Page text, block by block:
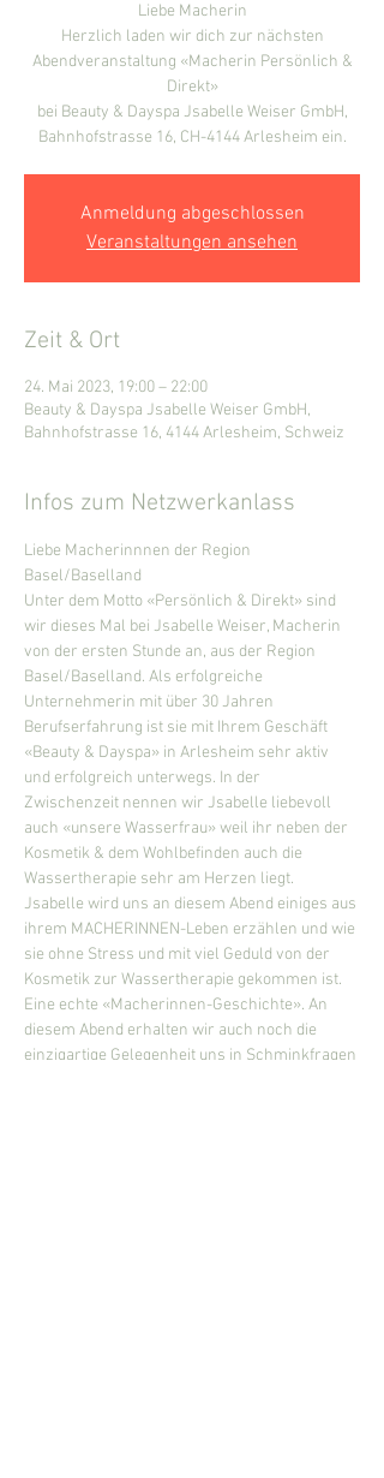
Liebe Macherin
Herzlich laden wir dich zur nächsten
Abendveranstaltung «Macherin Persönlich &
Direkt»
bei Beauty & Dayspa Jsabelle Weiser GmbH,
Bahnhofstrasse 16, CH-4144 Arlesheim ein.
Anmeldung abgeschlossen
Veranstaltungen ansehen
Zeit & Ort
24. Mai 2023, 19:00 – 22:00
Beauty & Dayspa Jsabelle Weiser GmbH,
Bahnhofstrasse 16, 4144 Arlesheim, Schweiz
Infos zum Netzwerkanlass
Liebe Macherinnnen der Region
Basel/Baselland
Unter dem Motto «Persönlich & Direkt» sind
wir dieses Mal bei Jsabelle Weiser, Macherin
von der ersten Stunde an, aus der Region
Basel/Baselland. Als erfolgreiche
Unternehmerin mit über 30 Jahren
Berufserfahrung ist sie mit Ihrem Geschäft
«Beauty & Dayspa» in Arlesheim sehr aktiv
und erfolgreich unterwegs. In der
Zwischenzeit nennen wir Jsabelle liebevoll
auch «unsere Wasserfrau» weil ihr neben der
Kosmetik & dem Wohlbefinden auch die
Wassertherapie sehr am Herzen liegt.
Jsabelle wird uns an diesem Abend einiges aus
ihrem MACHERINNEN-Leben erzählen und wie
sie ohne Stress und mit viel Geduld von der
Kosmetik zur Wassertherapie gekommen ist.
Eine echte «Macherinnen-Geschichte». An
diesem Abend erhalten wir auch noch die
einzigartige Gelegenheit uns in Schminkfragen